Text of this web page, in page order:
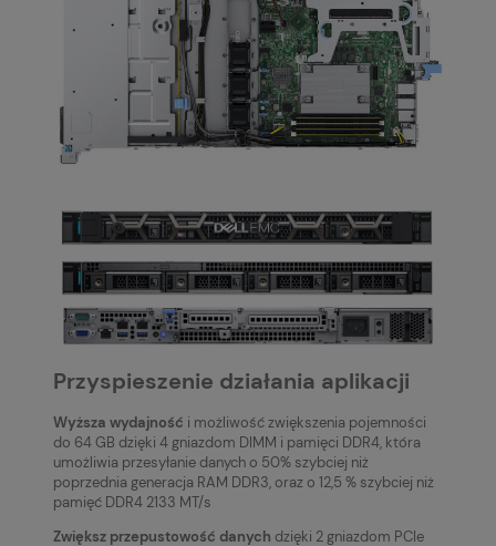
Przyspieszenie działania aplikacji
Wyższa wydajność i możliwość zwiększenia pojemności
do 64 GB dzięki 4 gniazdom DIMM i pamięci DDR4, która
umożliwia przesyłanie danych o 50% szybciej niż
poprzednia generacja RAM DDR3, oraz o 12,5 % szybciej niż
pamięć DDR4 2133 MT/s
Zwiększ przepustowość danych dzięki 2 gniazdom PCIe